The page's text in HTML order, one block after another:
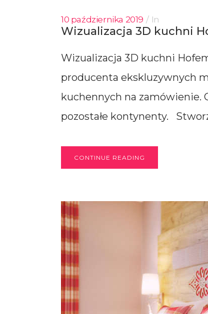
10 października 2019 In
Wizualizacja 3D kuchni
Wizualizacja 3D kuchni
producenta ekskluzywnych
kuchennych na zamówienie.
pozostałe kontynenty.
CONTINUE READING